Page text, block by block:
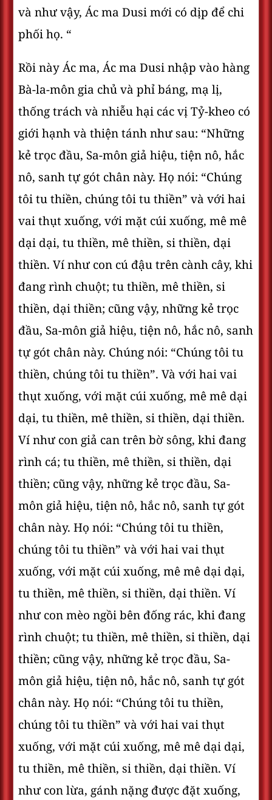
và như vậy, Ác ma Dusi mới có dịp để chi
phối họ. “
Rồi này Ác ma, Ác ma Dusi nhập vào hàng
Bà-la-môn gia chủ và phỉ báng, mạ lị,
thống trách và nhiễu hại các vị Tỷ-kheo có
giới hạnh và thiện tánh như sau: “Những
kẻ trọc đầu, Sa-môn giả hiệu, tiện nô, hắc
nô, sanh tự gót chân này. Họ nói: “Chúng
tôi tu thiền, chúng tôi tu thiền” và với hai
vai thụt xuống, với mặt cúi xuống, mê mê
dại dại, tu thiền, mê thiền, si thiền, dại
thiền. Ví như con cú đậu trên cành cây, khi
đang rình chuột; tu thiền, mê thiền, si
thiền, dại thiền; cũng vậy, những kẻ trọc
đầu, Sa-môn giả hiệu, tiện nô, hắc nô, sanh
tự gót chân này. Chúng nói: “Chúng tôi tu
thiền, chúng tôi tu thiền”. Và với hai vai
thụt xuống, với mặt cúi xuống, mê mê dại
dại, tu thiền, mê thiền, si thiền, dại thiền.
Ví như con giả can trên bờ sông, khi đang
rình cá; tu thiền, mê thiền, si thiền, dại
thiền; cũng vậy, những kẻ trọc đầu, Sa-
môn giả hiệu, tiện nô, hắc nô, sanh tự gót
chân này. Họ nói: “Chúng tôi tu thiền,
chúng tôi tu thiền” và với hai vai thụt
xuống, với mặt cúi xuống, mê mê dại dại,
tu thiền, mê thiền, si thiền, dại thiền. Ví
như con mèo ngồi bên đống rác, khi đang
rình chuột; tu thiền, mê thiền, si thiền, dại
thiền; cũng vậy, những kẻ trọc đầu, Sa-
môn giả hiệu, tiện nô, hắc nô, sanh tự gót
chân này. Họ nói: “Chúng tôi tu thiền,
chúng tôi tu thiền” và với hai vai thụt
xuống, với mặt cúi xuống, mê mê dại dại,
tu thiền, mê thiền, si thiền, dại thiền. Ví
như con lừa, gánh nặng được đặt xuống,